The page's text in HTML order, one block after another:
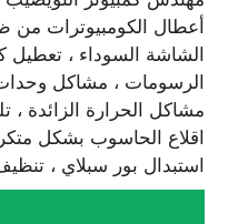
أعطال الكومبيوترات من
الشاشة السوداء ،
الرسومات ، مشاكل وحدات
مشاكل الحرارة الزائدة ،
اقلاع الحاسوب بشكل
استبدال بور سبلاي ،